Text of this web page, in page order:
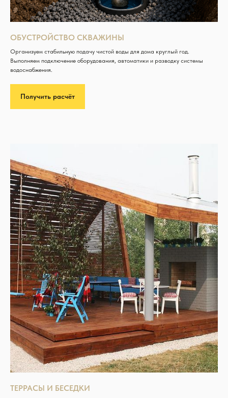
ОБУСТРОЙСТВО СКВАЖИНЫ
Организуем стабильную подачу чистой воды для дома круглый год.
Выполняем подключение оборудования, автоматики и разводку системы
водоснабжения.
Получить расчёт
ТЕРРАСЫ И БЕСЕДКИ